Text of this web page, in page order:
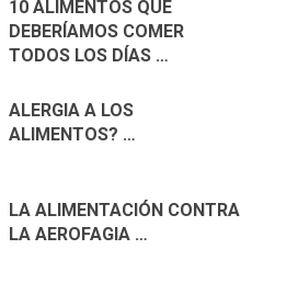
10 ALIMENTOS QUE
DEBERÍAMOS COMER
TODOS LOS DÍAS …
ALERGIA A LOS
ALIMENTOS? …
LA ALIMENTACIÓN CONTRA
LA AEROFAGIA …